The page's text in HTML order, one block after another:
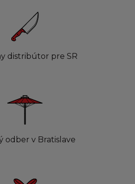
distribútor pre SR
odber v Bratislave